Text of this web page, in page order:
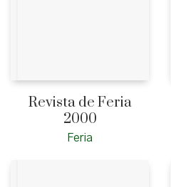
Revista de Feria
2000
Feria